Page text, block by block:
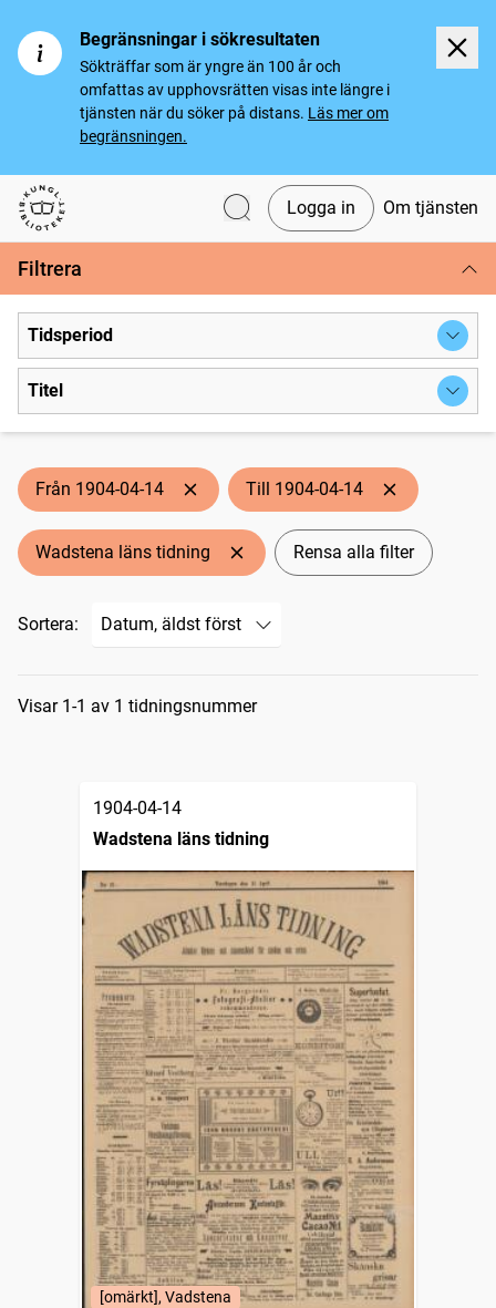
Begränsningar i sökresultaten
Sökträffar som är yngre än 100 år och
omfattas av upphovsrätten visas inte längre i
tjänsten när du söker på distans. Läs mer om
begränsningen.
Svenska tidningar
Logga in Om tjänsten
Filtrera
Tidsperiod
Titel
Från 1904-04-14 Till 1904-04-14
Wadstena läns tidning Rensa alla filter
Sortera:
Sökresultat
Visar 1-1 av 1 tidningsnummer
1904-04-14
Wadstena läns tidning
[omärkt], Vadstena